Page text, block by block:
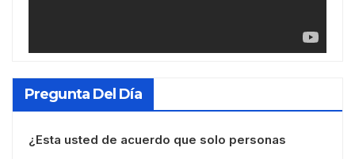
Pregunta Del Día
¿Esta usted de acuerdo que solo personas